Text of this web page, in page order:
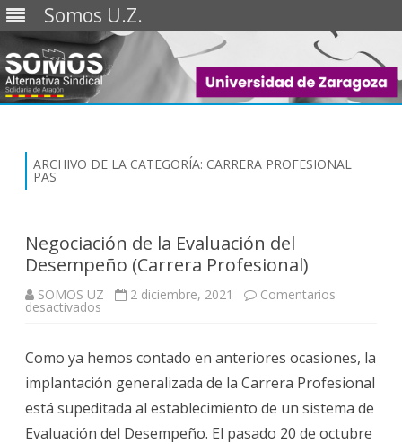
Somos U.Z.
Saltar
ARCHIVO DE LA CATEGORÍA: CARRERA PROFESIONAL
PAS
Negociación de la Evaluación del
Desempeño (Carrera Profesional)
SOMOS UZ 2 diciembre, 2021 Comentarios
desactivados
Evaluación
del
Desempeño
(Carrera
Profesional)
Como ya hemos contado en anteriores ocasiones, la
implantación generalizada de la Carrera Profesional
está supeditada al establecimiento de un sistema de
Evaluación del Desempeño. El pasado 20 de octubre